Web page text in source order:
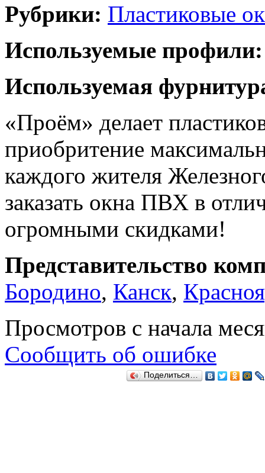
Рубрики: Пластиковые
Используемые профили:
Используемая
«Проём» делает
приобритение
каждого жителя
заказать окна ПВХ в
огромными скидками!
Представительство
Бородино, Канск,
Просмотров с начала
Сообщить об ошибке
Поделиться…